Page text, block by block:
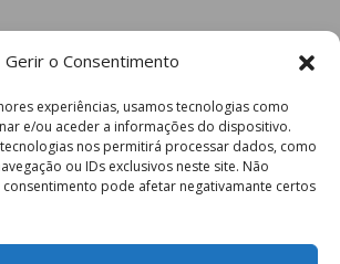
Gerir o Consentimento
experiências, usamos tecnologias como
e/ou aceder a informações do dispositivo.
nos permitirá processar dados, como
ou IDs exclusivos neste site. Não
pode afetar negativamante certos